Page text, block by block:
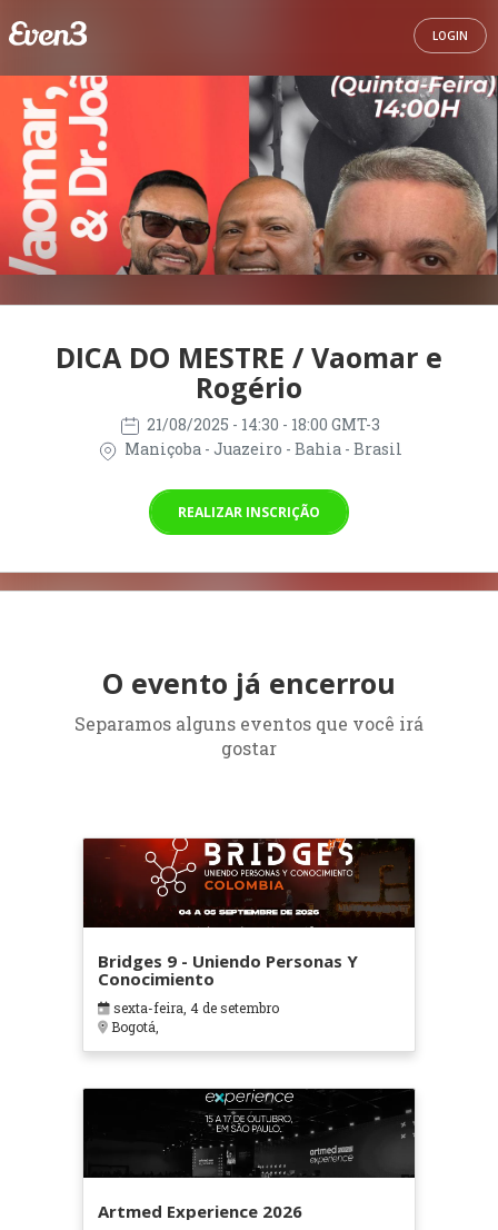
LOGIN
DICA DO MESTRE / Vaomar e
Rogério
21/08/2025 - 14:30 - 18:00 GMT-3
Maniçoba - Juazeiro - Bahia - Brasil
REALIZAR INSCRIÇÃO
O evento já encerrou
Separamos alguns eventos que você irá
gostar
Bridges 9 - Uniendo Personas Y
Conocimiento
sexta-feira, 4 de setembro
Bogotá,
Artmed Experience 2026